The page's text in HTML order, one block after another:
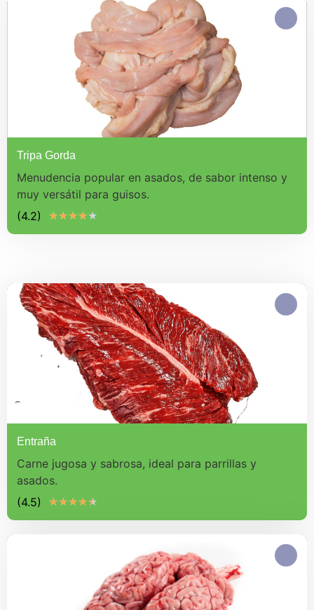
Tripa Gorda
Menudencia popular en asados, de sabor intenso y
muy versátil para guisos.
(4.2)
★★★★★
Entraña
Carne jugosa y sabrosa, ideal para parrillas y
asados.
(4.5)
★★★★★